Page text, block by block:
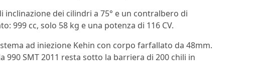
dei cilindri a 75° e un contralbero di
999 cc, solo 58 kg e una potenza di 116 CV.
ad iniezione Kehin con corpo farfallato da 48mm.
990 SMT 2011 resta sotto la barriera di 200 chili in